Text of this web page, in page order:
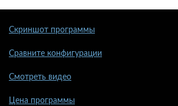
Скриншот программы
Сравните конфигурации
Смотреть видео
Цена программы